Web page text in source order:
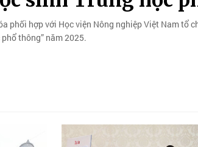
phối hợp với Học viện Nông nghiệp Việt Nam tổ
thông” năm 2025.